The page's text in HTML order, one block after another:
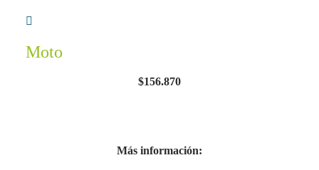
Moto
$156.870
Más información: